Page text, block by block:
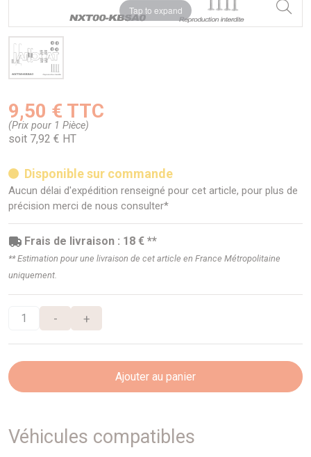
Tap to expand
9,50 € TTC
(Prix pour 1 Pièce)
soit 7,92 € HT
Disponible sur commande
Aucun délai d'expédition renseigné pour cet article, pour plus de
précision merci de nous consulter*
Frais de livraison : 18 € **
** Estimation pour une livraison de cet article en France Métropolitaine
uniquement.
- +
Ajouter au panier
Véhicules compatibles